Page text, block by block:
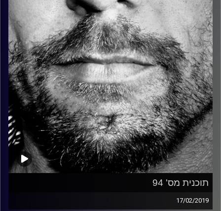
קרדיט תמונות: David Goehring
תוכנית מס' 94
17/02/2019